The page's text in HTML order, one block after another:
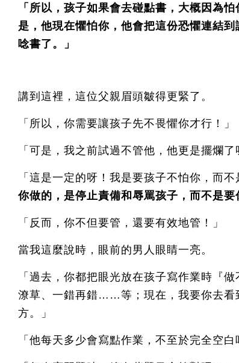
「所以，孩子如果會去碰點書，大概因為
是，他現在懼怕你，他會把這份恐懼連結
唸書了。」
講到這裡，這位父親眉頭皺得更緊了。
「所以，你需要讓孩子先不畏懼你才行！」
「可是，我之前試過不管他，他更是擺爛了
「這是一定的呀！我是要孩子不怕你，而
你做的，是停止責備和辱罵孩子，而不是要
「反而，你不但要管，還要有效地管！」
當我這麼說時，眼前的男人眼睛一亮。
「過去，你都把眼光放在孩子寫作業時『
潦草、一錯再錯……等；現在，我要你去看
方。」
「他每天多少會寫點作業，不至於完全空白